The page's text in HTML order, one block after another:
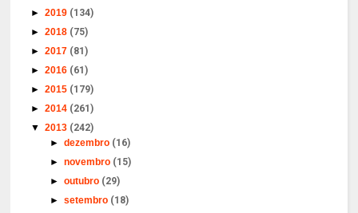
►2019 (134)
►2018 (75)
►2017 (81)
►2016 (61)
►2015 (179)
►2014 (261)
▼2013 (242)
►dezembro (16)
►novembro (15)
►outubro (29)
►setembro (18)